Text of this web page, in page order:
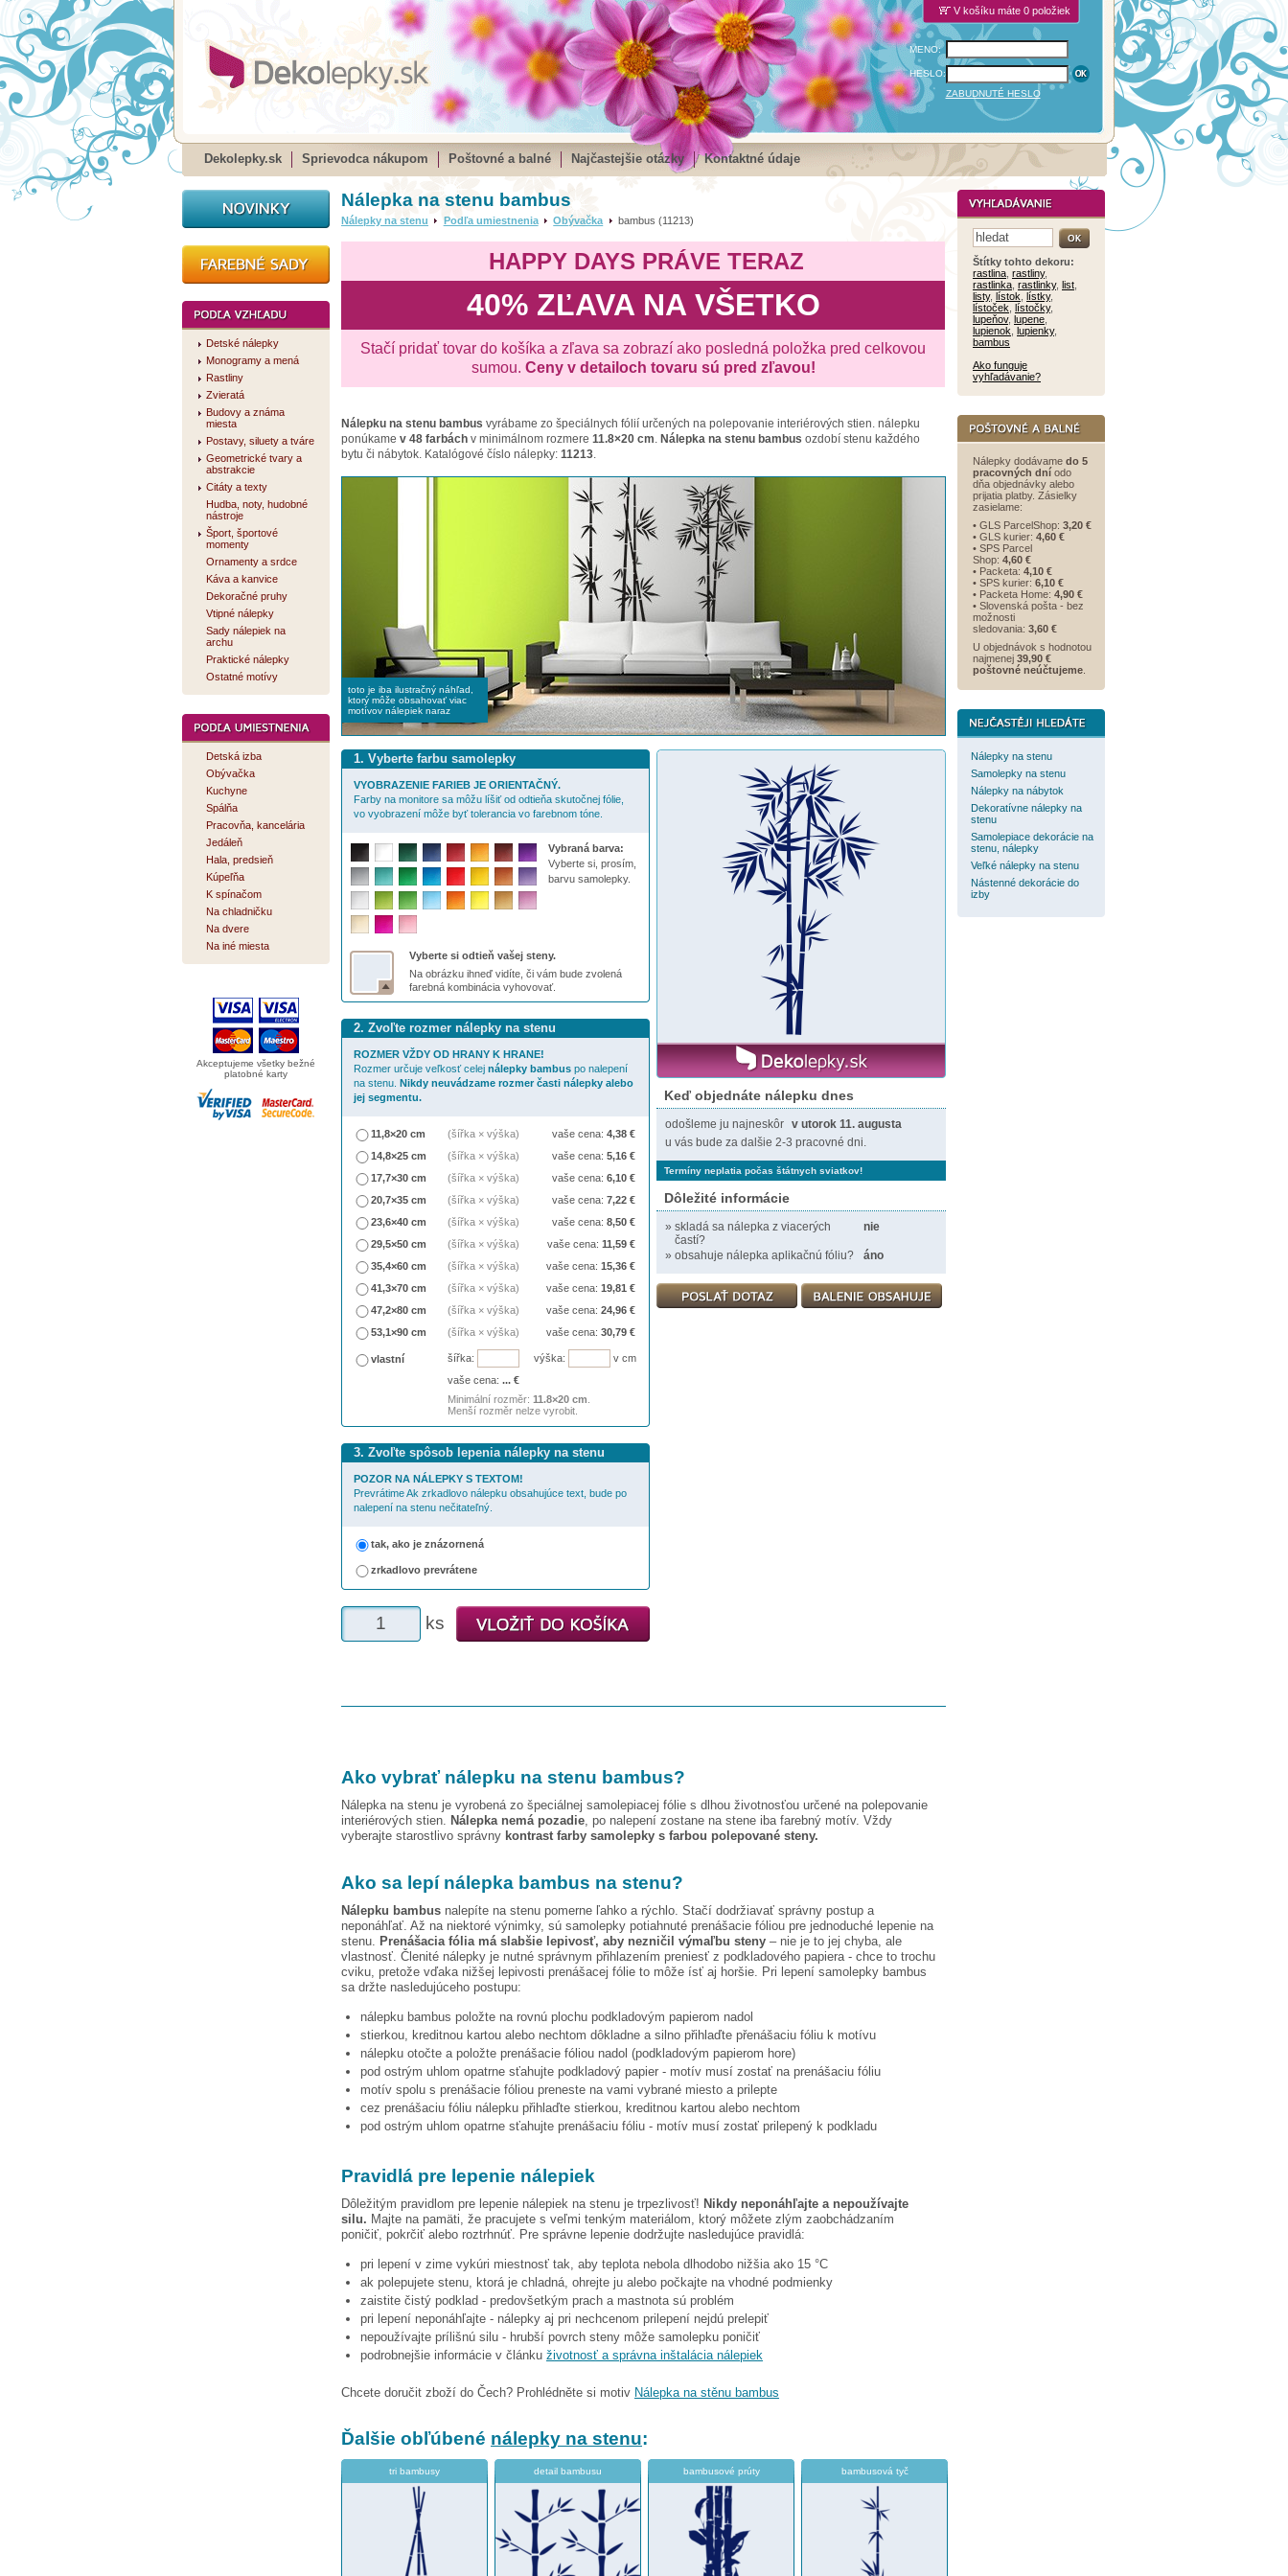
V košíku máte 0 položiek
MENO:
HESLO:
ZABUDNUTÉ HESLO
Dekolepky.sk Sprievodca nákupom Poštovné a balné Najčastejšie otázky Kontaktné údaje
Detské nálepky
Monogramy a mená
Rastliny
Zvieratá
Budovy a známa
miesta
Postavy, siluety a tváre
Geometrické tvary a
abstrakcie
Citáty a texty
Hudba, noty, hudobné
nástroje
Šport, športové
momenty
Ornamenty a srdce
Káva a kanvice
Dekoračné pruhy
Vtipné nálepky
Sady nálepiek na
archu
Praktické nálepky
Ostatné motívy
Detská izba
Obývačka
Kuchyne
Spálňa
Pracovňa, kancelária
Jedáleň
Hala, predsieň
Kúpeľňa
K spínačom
Na chladničku
Na dvere
Na iné miesta
Akceptujeme všetky bežné
platobné karty
Nálepka na stenu bambus
Nálepky na stenu Podľa umiestnenia Obývačka bambus (11213)
HAPPY DAYS PRÁVE TERAZ
40% ZĽAVA NA VŠETKO
Stačí pridať tovar do košíka a zľava sa zobrazí ako posledná položka pred celkovou
sumou. Ceny v detailoch tovaru sú pred zľavou!
Nálepku na stenu bambus vyrábame zo špeciálnych fólií určených na polepovanie interiérových stien. nálepku
ponúkame v 48 farbách v minimálnom rozmere 11.8×20 cm. Nálepka na stenu bambus ozdobí stenu každého
bytu či nábytok. Katalógové číslo nálepky: 11213.
toto je iba ilustračný náhľad,
ktorý môže obsahovať viac
motívov nálepiek naraz
Keď objednáte nálepku dnes
odošleme ju najneskôr v utorok 11. augusta
u vás bude za dalšie 2-3 pracovné dni.
Termíny neplatia počas štátnych sviatkov!
Dôležité informácie
» skladá sa nálepka z viacerých
častí?
nie
» obsahuje nálepka aplikačnú fóliu? áno
1. Vyberte farbu samolepky
VYOBRAZENIE FARIEB JE ORIENTAČNÝ.
Farby na monitore sa môžu líšiť od odtieňa skutočnej fólie,
vo vyobrazení môže byť tolerancia vo farebnom tóne.
Vybraná barva:
Vyberte si, prosím,
barvu samolepky.
Vyberte si odtieň vašej steny.
Na obrázku ihneď vidíte, či vám bude zvolená
farebná kombinácia vyhovovať.
2. Zvoľte rozmer nálepky na stenu
ROZMER VŽDY OD HRANY K HRANE!
Rozmer určuje veľkosť celej nálepky bambus po nalepení
na stenu. Nikdy neuvádzame rozmer časti nálepky alebo
jej segmentu.
11,8×20 cm (šířka × výška) vaše cena: 4,38 €
14,8×25 cm
(šířka × výška) vaše cena: 5,16 €
17,7×30 cm
(šířka × výška) vaše cena: 6,10 €
20,7×35 cm
(šířka × výška) vaše cena: 7,22 €
23,6×40 cm
(šířka × výška) vaše cena: 8,50 €
29,5×50 cm
(šířka × výška) vaše cena: 11,59 €
35,4×60 cm
(šířka × výška) vaše cena: 15,36 €
41,3×70 cm
(šířka × výška) vaše cena: 19,81 €
47,2×80 cm
(šířka × výška) vaše cena: 24,96 €
53,1×90 cm
(šířka × výška) vaše cena: 30,79 €
vlastní šířka: výška:
v cm
vaše cena: ... €
Minimální rozměr: 11.8×20 cm.
Menší rozměr nelze vyrobit.
3. Zvoľte spôsob lepenia nálepky na stenu
POZOR NA NÁLEPKY S TEXTOM!
Prevrátime Ak zrkadlovo nálepku obsahujúce text, bude po
nalepení na stenu nečitateľný.
tak, ako je znázornená
zrkadlovo prevrátene
ks
Ako vybrať nálepku na stenu bambus?
Nálepka na stenu je vyrobená zo špeciálnej samolepiacej fólie s dlhou životnosťou určené na polepovanie
interiérových stien. Nálepka nemá pozadie, po nalepení zostane na stene iba farebný motív. Vždy
vyberajte starostlivo správny kontrast farby samolepky s farbou polepované steny.
Ako sa lepí nálepka bambus na stenu?
Nálepku bambus nalepíte na stenu pomerne ľahko a rýchlo. Stačí dodržiavať správny postup a
neponáhľať. Až na niektoré výnimky, sú samolepky potiahnuté prenášacie fóliou pre jednoduché lepenie na
stenu. Prenášacia fólia má slabšie lepivosť, aby nezničil výmaľbu steny – nie je to jej chyba, ale
vlastnosť. Členité nálepky je nutné správnym přihlazením preniesť z podkladového papiera - chce to trochu
cviku, pretože vďaka nižšej lepivosti prenášacej fólie to môže ísť aj horšie. Pri lepení samolepky bambus
sa držte nasledujúceho postupu:
nálepku bambus položte na rovnú plochu podkladovým papierom nadol
stierkou, kreditnou kartou alebo nechtom dôkladne a silno přihlaďte přenášaciu fóliu k motívu
nálepku otočte a položte prenášacie fóliou nadol (podkladovým papierom hore)
pod ostrým uhlom opatrne sťahujte podkladový papier - motív musí zostať na prenášaciu fóliu
motív spolu s prenášacie fóliou preneste na vami vybrané miesto a prilepte
cez prenášaciu fóliu nálepku přihlaďte stierkou, kreditnou kartou alebo nechtom
pod ostrým uhlom opatrne sťahujte prenášaciu fóliu - motív musí zostať prilepený k podkladu
Pravidlá pre lepenie nálepiek
Dôležitým pravidlom pre lepenie nálepiek na stenu je trpezlivosť! Nikdy neponáhľajte a nepoužívajte
silu. Majte na pamäti, že pracujete s veľmi tenkým materiálom, ktorý môžete zlým zaobchádzaním
poničiť, pokrčiť alebo roztrhnúť. Pre správne lepenie dodržujte nasledujúce pravidlá:
pri lepení v zime vykúri miestnosť tak, aby teplota nebola dlhodobo nižšia ako 15 °C
ak polepujete stenu, ktorá je chladná, ohrejte ju alebo počkajte na vhodné podmienky
zaistite čistý podklad - predovšetkým prach a mastnota sú problém
pri lepení neponáhľajte - nálepky aj pri nechcenom prilepení nejdú prelepiť
nepoužívajte prílišnú silu - hrubší povrch steny môže samolepku poničiť
podrobnejšie informácie v článku životnosť a správna inštalácia nálepiek
Chcete doručit zboží do Čech? Prohlédněte si motiv Nálepka na stěnu bambus
Ďalšie obľúbené nálepky na stenu:
tri bambusy detail bambusu bambusové prúty bambusová tyč
Štítky tohto dekoru:
rastlina rastliny,
rastlinka rastlinky, list
listy, lístok lístky,
lístoček lístočky,
lupeňov, lupene
lupienok lupienky,
bambus
Ako funguje
vyhľadávanie?
Nálepky dodávame do 5
pracovných dní odo
dňa objednávky alebo
prijatia platby. Zásielky
zasielame:
• GLS ParcelShop: 3,20 €
• GLS kurier: 4,60 €
• SPS Parcel
Shop: 4,60 €
• Packeta: 4,10 €
• SPS kurier: 6,10 €
• Packeta Home: 4,90 €
• Slovenská pošta - bez
možnosti
sledovania: 3,60 €
U objednávok s hodnotou
najmenej 39,90 €
poštovné neúčtujeme
Nálepky na stenu
Samolepky na stenu
Nálepky na nábytok
Dekoratívne nálepky na
stenu
Samolepiace dekorácie na
stenu, nálepky
Veľké nálepky na stenu
Nástenné dekorácie do
izby